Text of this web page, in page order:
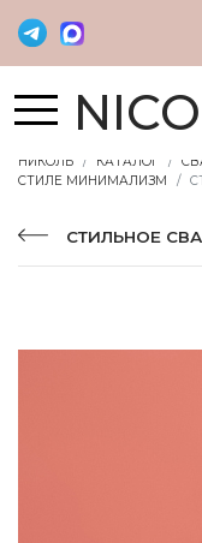
НИКОЛЬ КАТАЛОГ
СТИЛЕ МИНИМАЛИЗМ
СТИЛЬНОЕ